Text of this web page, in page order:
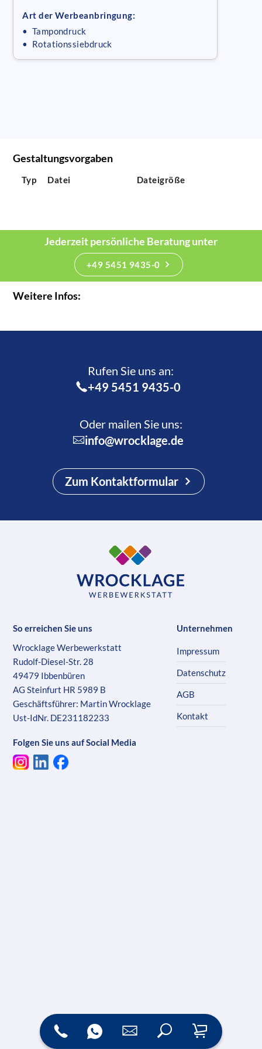
Art der Werbeanbringung:
• Tampondruck
• Rotationssiebdruck
Gestaltungsvorgaben
Typ Datei Dateigröße
Jederzeit persönliche Beratung unter
+49 5451 9435-0
Weitere Infos:
Rufen Sie uns an:­
+49 5451 9435-0
Oder mailen Sie uns:
info@wrocklage.de
Zum Kontaktformular
So erreichen Sie uns
Wrocklage Werbewerkstatt
Rudolf-Diesel-Str. 28
49479 Ibbenbüren
AG Steinfurt HR 5989 B
Geschäftsführer: Martin Wrocklage
Ust-IdNr. DE231182233
Folgen Sie uns auf Social Media
Unternehmen
Impressum
Datenschutz
AGB
Kontakt